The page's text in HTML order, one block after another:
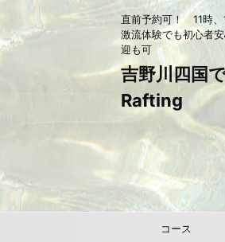
直前予約可！ 11時、
激流体験でも初心者
迎も可
吉野川四国
Rafting
コース